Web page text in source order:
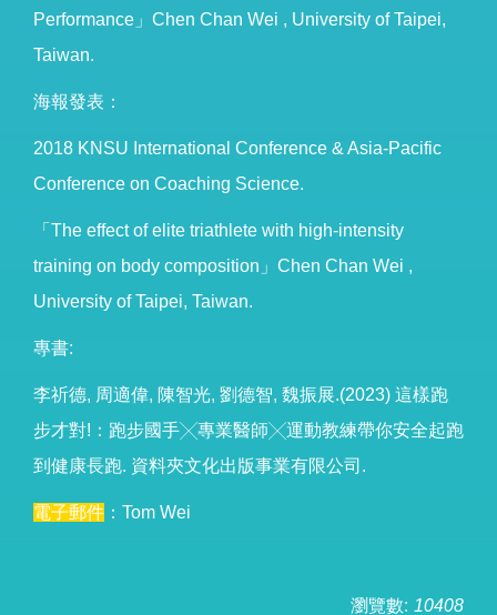
Performance」Chen Chan Wei , University of Taipei,
Taiwan.
海報發表：
2018 KNSU International Conference & Asia-Pacific
Conference on Coaching Science.
「The effect of elite triathlete with high-intensity
training on body composition」Chen Chan Wei ,
University of Taipei, Taiwan.
專書:
李祈德, 周適偉, 陳智光, 劉德智, 魏振展.(2023) 這樣跑
步才對!：跑步國手╳專業醫師╳運動教練帶你安全起跑
到健康長跑. 資料夾文化出版事業有限公司.
電子郵件 ： Tom Wei
瀏覽數: 10408